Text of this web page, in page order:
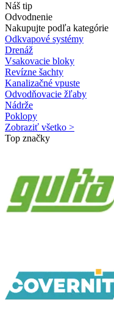
Náš tip
Odvodnenie
Nakupujte podľa kategórie
Odkvapové systémy
Drenáž
Vsakovacie bloky
Revízne šachty
Kanalizačné vpuste
Odvodňovacie žľaby
Nádrže
Poklopy
Zobraziť všetko >
Top značky